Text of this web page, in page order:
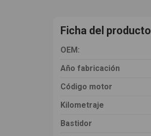
Ficha del producto
OEM:
Año fabricación
Código motor
Kilometraje
Bastidor